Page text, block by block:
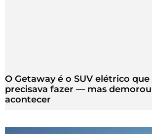
O Getaway é o SUV elétrico que
precisava fazer — mas
acontecer